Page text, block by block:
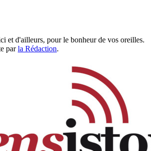
et d'ailleurs, pour le bonheur de vos oreilles.
parla Rédaction.